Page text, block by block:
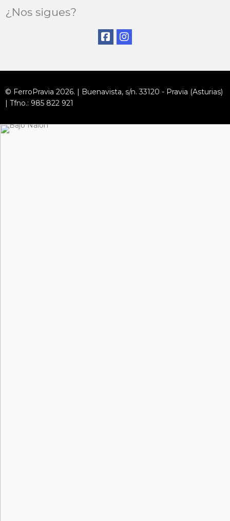
¿Nos sigues?
© FerroPravia 2026. | Buenavista, s/n. 33120 - Pravia (Asturias)
| Tfno.: 985 822 921